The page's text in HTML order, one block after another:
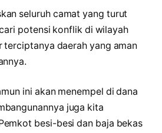
seluruh camat yang turut
potensi konflik di wilayah
terciptanya daerah yang aman
ini akan menempel di dana
juga kita
besi-besi dan baja bekas